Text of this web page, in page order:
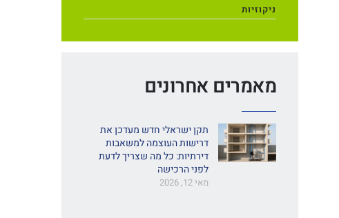
ניקוזיות
מאמרים אחרונים
תקן ישראלי חדש מעדכן את
דרישות העוצמה למשאבות
דירתיות: כל מה שצריך לדעת
לפני הרכישה
מאי 12, 2026